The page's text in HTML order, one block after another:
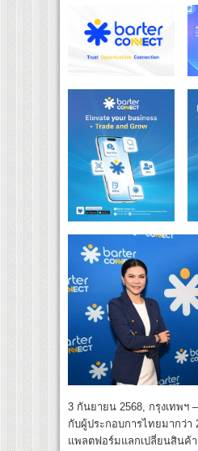
3 กันยายน 2568, กรุงเทพฯ
กับผู้ประกอบการไทยมากว่า
แพลตฟอร์มแลกเปลี่ยนสินค้